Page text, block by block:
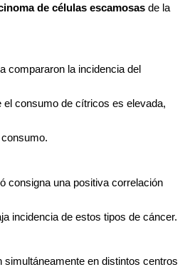
de células escamosas de la
compararon la incidencia del
el consumo de cítricos es elevada,
consigna una positiva correlación
incidencia de estos tipos de cáncer.
simultáneamente en distintos centros